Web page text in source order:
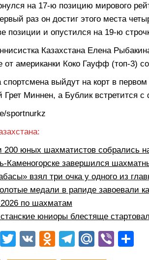
на 17-ю позицию мирового
раз он достиг этого места
позиции и опустился на 19-ю
Казахстана Елена
от американки Коко Гауфф (топ-3)
спортсмена выйдут на корт в
Грет Миннен, а Бублик встретится
sportnurkz
200 юных шахматистов собрались
Каменогорске завершился
взял три очка у одного из
медали в рапиде завоевали
по шахматам
юниоры блестяще
F
T
V
O
T
M Vi